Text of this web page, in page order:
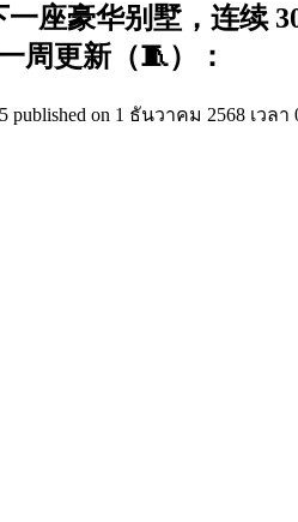
座豪华别墅，连续
周更新（🧵）：
on 1 ธันวาคม 2568 เวลา